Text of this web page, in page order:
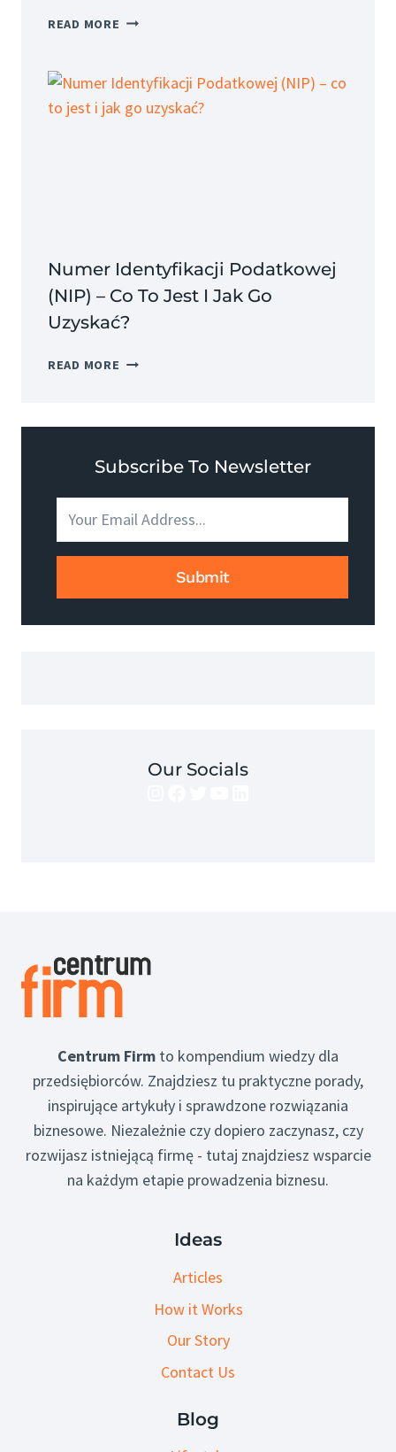
READ MORE LEASING
CO
JEST
Numer Identyfikacji Podatkowej
(NIP) – Co To Jest I Jak Go
Uzyskać?
READ MORE NUMER
CO
JEST
I
JAK
UZYSKAĆ?
Subscribe To Newsletter
Submit
Our Socials
Centrum Firm to kompendium wiedzy dla
przedsiębiorców. Znajdziesz tu praktyczne porady,
inspirujące artykuły i sprawdzone rozwiązania
biznesowe. Niezależnie czy dopiero zaczynasz, czy
rozwijasz istniejącą firmę - tutaj znajdziesz wsparcie
na każdym etapie prowadzenia biznesu.
Ideas
Articles
How it Works
Our Story
Contact Us
Blog